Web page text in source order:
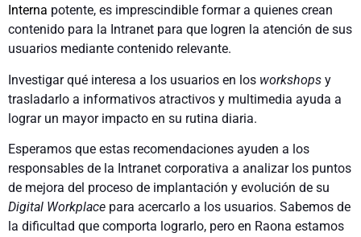
Interna potente, es imprescindible formar a quienes crean
contenido para la Intranet para que logren la atención de sus
usuarios mediante contenido relevante.
Investigar qué interesa a los usuarios en los workshops y
trasladarlo a informativos atractivos y multimedia ayuda a
lograr un mayor impacto en su rutina diaria.
Esperamos que estas recomendaciones ayuden a los
responsables de la Intranet corporativa a analizar los puntos
de mejora del proceso de implantación y evolución de su
Digital Workplace para acercarlo a los usuarios. Sabemos de
la dificultad que comporta lograrlo, pero en Raona estamos